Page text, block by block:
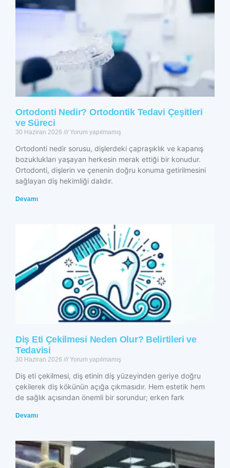
Ortodonti Nedir? Ortodontik Tedavi Çeşitleri
ve Süreci
30 Haziran 2026 Yorum yapılmamış
Ortodonti nedir sorusu, dişlerdeki çapraşıklık ve kapanış
bozuklukları yaşayan herkesin merak ettiği bir konudur.
Ortodonti, dişlerin ve çenenin doğru konuma getirilmesini
sağlayan diş hekimliği dalıdır.
Devamı
Diş Eti Çekilmesi Neden Olur? Belirtileri ve
Tedavisi
30 Haziran 2026 Yorum yapılmamış
Diş eti çekilmesi, diş etinin diş yüzeyinden geriye doğru
çekilerek diş kökünün açığa çıkmasıdır. Hem estetik hem
de sağlık açısından önemli bir sorundur; erken fark
Devamı